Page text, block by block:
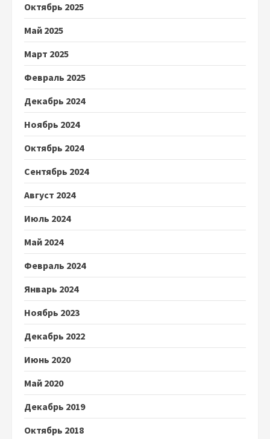
Октябрь 2025
Май 2025
Март 2025
Февраль 2025
Декабрь 2024
Ноябрь 2024
Октябрь 2024
Сентябрь 2024
Август 2024
Июль 2024
Май 2024
Февраль 2024
Январь 2024
Ноябрь 2023
Декабрь 2022
Июнь 2020
Май 2020
Декабрь 2019
Октябрь 2018